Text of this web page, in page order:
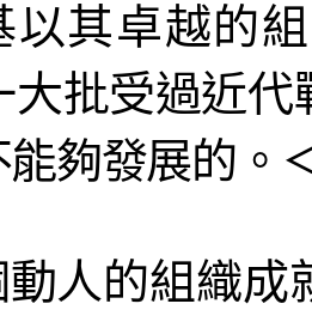
以其卓越的
大批受過近
夠發展的。
人的組織成